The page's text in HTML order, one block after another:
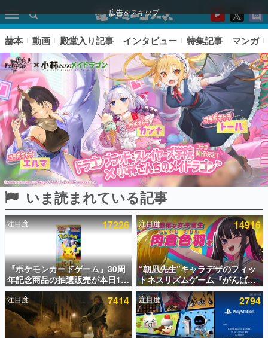
広告をスキップ
ピックアップ
電ファミのいま読まれている記事ランキング
アプリセール情報
インタビュー
連載・特集一覧
殿堂入り記事
赫本 動画 殿堂入り記事 インタビュー 特集記事 マンガ
いま読まれている記事
注目度 17226
『ポケモンカードゲーム』30周
年記念商品の抽選販売が本日12
時より開始。拡張パック「30th
CELEBRATION」のボックス
に、「プレミアムデッキセット
エーフィ・ブラッキー」
「FUTURISTIC BOX」の計3商
注目度 14916
“朝凪先生”キャラデザのフィッ
トネスリズムゲーム『がんば
れ！チアリズム』Steamストア
ページが公開。キャラクターの
CVは陽向葵ゅかさん
注目度 7414 注目度 2794